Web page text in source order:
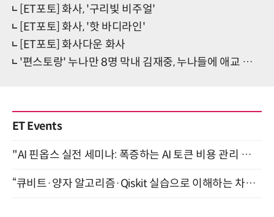
[ET포토] 화사, '구리빛 비주얼'
[ET포토] 화사, '핫 바디라인'
[ET포토] 화사다운 화사
'편스토랑' 누나만 8명 막내 김재중, 누나들에 애교 폭발
ET Events
"AI 핀옵스 실전 세미나: 폭증하는 AI 토큰 비용 관리 전략" 8월 21일 개최
“큐비트·양자 알고리즘·Qiskit 실습으로 이해하는 차세대 컴퓨팅” (8/28)